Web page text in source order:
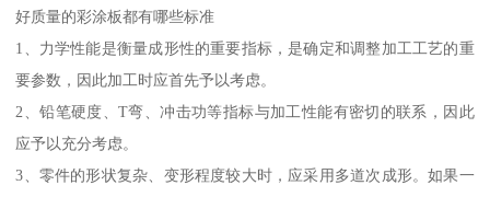
好质量的彩涂板都有哪些标准
1、力学性能是衡量成形性的重要指标，是确定和调整加工工艺的重
要参数，因此加工时应首先予以考虑。
2、铅笔硬度、T弯、冲击功等指标与加工性能有密切的联系，因此
应予以充分考虑。
3、零件的形状复杂、变形程度较大时，应采用多道次成形。如果一